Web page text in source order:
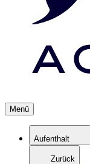
Menü
Aufenthalt
Zurück